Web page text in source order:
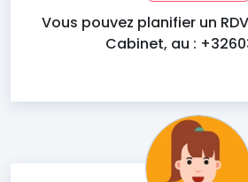
Vous pouvez planifier un
Cabinet, au :